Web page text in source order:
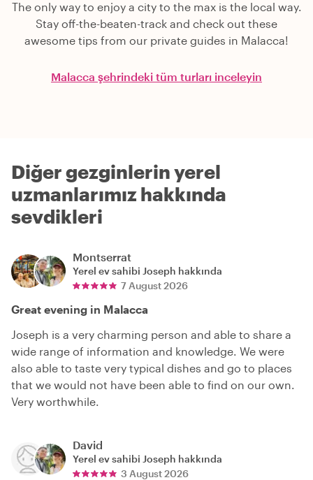
The only way to enjoy a city to the max is the local way.
Stay off-the-beaten-track and check out these
awesome tips from our private guides in Malacca!
Malacca şehrindeki tüm turları inceleyin
Diğer gezginlerin yerel
uzmanlarımız hakkında
sevdikleri
Montserrat
Yerel ev sahibi Joseph hakkında
7 August 2026
Great evening in Malacca
Joseph is a very charming person and able to share a
wide range of information and knowledge. We were
also able to taste very typical dishes and go to places
that we would not have been able to find on our own.
Very worthwhile.
David
Yerel ev sahibi Joseph hakkında
3 August 2026